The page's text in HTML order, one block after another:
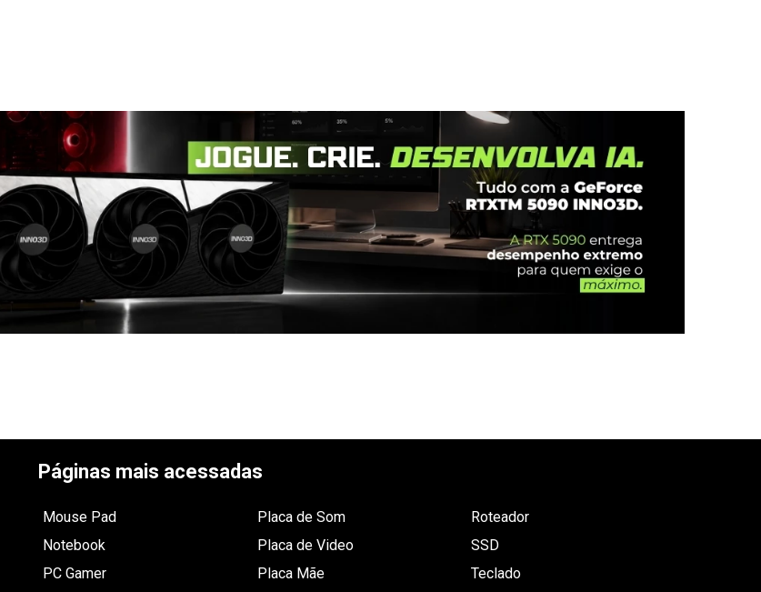
Páginas mais acessadas
Mouse Pad
Notebook
PC Gamer
Placa de Som
Placa de Video
Placa Mãe
Roteador
SSD
Teclado